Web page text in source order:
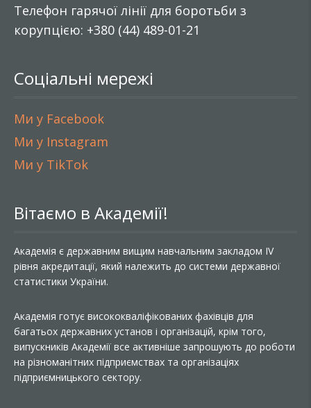
Телефон гарячої лінії для боротьби з
корупцією: +380 (44) 489-01-21
Соціальні мережі
Ми у Facebook
Ми у Instagram
Ми у TikTok
Вітаємо в Академії!
Академія є державним вищим навчальним закладом IV
рівня акредитації, який належить до системи державної
статистики України.
Академія готує висококваліфікованих фахівців для
багатьох державних установ і організацій, крім того,
випускників Академії все активніше запрошують до роботи
на різноманітних підприємствах та організаціях
підприємницького сектору.